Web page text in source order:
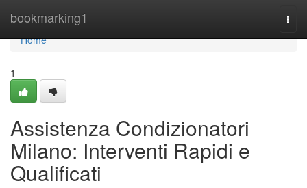
bookmarking1
Home
Home
1
Assistenza Condizionatori
Milano: Interventi Rapidi e
Qualificati